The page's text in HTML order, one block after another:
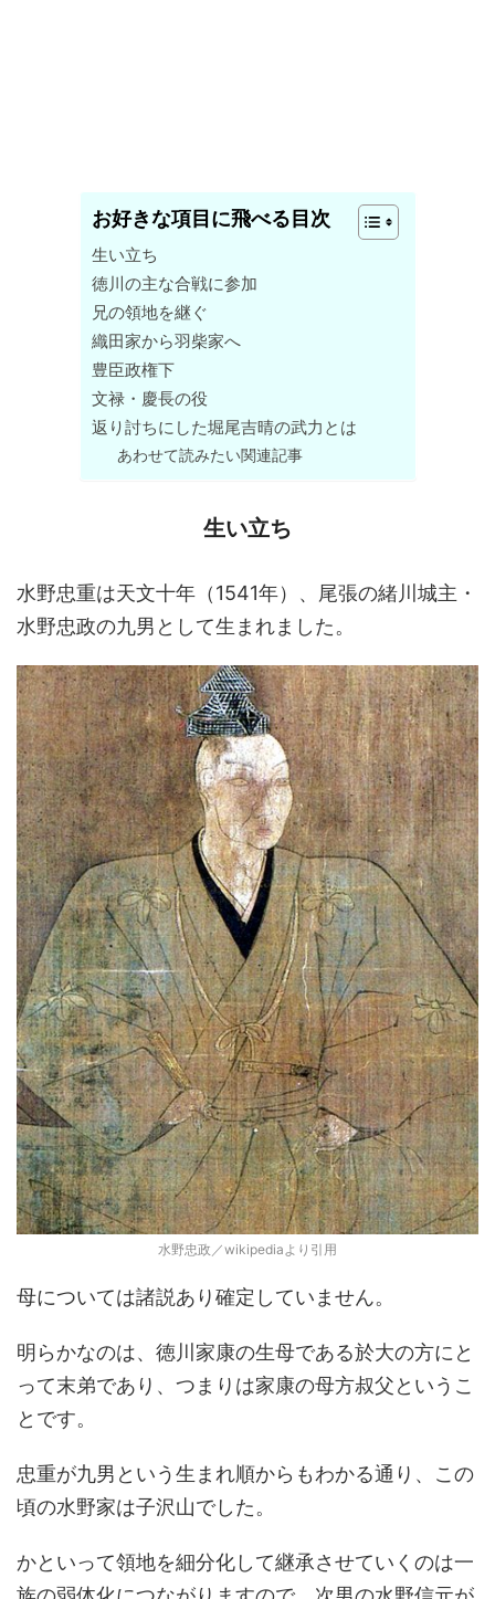
お好きな項目に飛べる目次
生い立ち
徳川の主な合戦に参加
兄の領地を継ぐ
織田家から羽柴家へ
豊臣政権下
文禄・慶長の役
返り討ちにした堀尾吉晴の武力とは
あわせて読みたい関連記事
生い立ち
水野忠重は天文十年（1541年）、尾張の緒川城主・
水野忠政の九男として生まれました。
水野忠政／wikipediaより引用
母については諸説あり確定していません。
明らかなのは、徳川家康の生母である於大の方にと
って末弟であり、つまりは家康の母方叔父というこ
とです。
忠重が九男という生まれ順からもわかる通り、この
頃の水野家は子沢山でした。
かといって領地を細分化して継承させていくのは一